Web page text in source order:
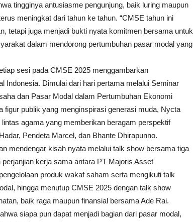
tingginya antusiasme pengunjung, baik luring maupun
meningkat dari tahun ke tahun. “CMSE tahun ini
tetapi juga menjadi bukti nyata komitmen bersama untuk
dalam mendorong pertumbuhan pasar modal yang
sesi pada CMSE 2025 menggambarkan
Indonesia. Dimulai dari hari pertama melalui Seminar
dan Pasar Modal dalam Pertumbuhan Ekonomi
figur publik yang menginspirasi generasi muda, Nycta
agama yang memberikan beragam perspektif
Pendeta Marcel, dan Bhante Dhirapunno.
mendengar kisah nyata melalui talk show bersama tiga
kerja sama antara PT Majoris Asset
produk wakaf saham serta mengikuti talk
hingga menutup CMSE 2025 dengan talk show
baik raga maupun finansial bersama Ade Rai.
siapa pun dapat menjadi bagian dari pasar modal,